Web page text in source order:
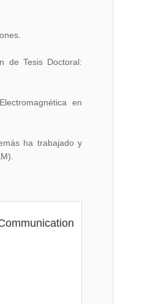
de Tesis Doctoral:
en
ha trabajado y